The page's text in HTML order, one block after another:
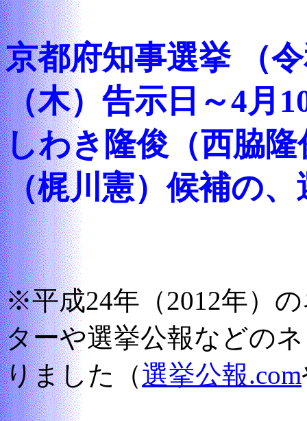
京都府知事選挙 （
（木）告示日～4月
しわき隆俊（西脇
（梶川憲）候補の
※平成24年（2012年）
ターや選挙公報などの
りました（選挙公報.com